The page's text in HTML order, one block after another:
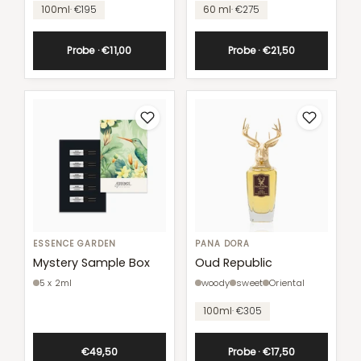
Unit
100ml· €195
Probe · €11,00
Unit
60 ml· €275
Probe · €21,50
Mystery
Sample
Box
ESSENCE GARDEN
Mystery Sample Box
5 x 2ml
€49,50
Oud
Republic
PANA DORA
Oud Republic
woody sweet Oriental
Unit
100ml· €305
Probe · €17,50